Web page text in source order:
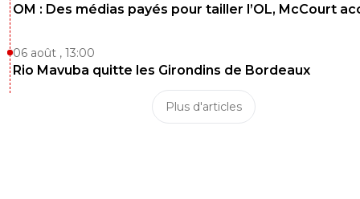
OM : Des médias payés pour tailler l’OL, McCourt
06 août , 13:00
Rio Mavuba quitte les Girondins de Bordeaux
Plus d'articles